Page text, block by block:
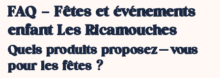
FAQ – Fêtes et événements
enfant Les Ricamouches
Quels produits proposez-vous
pour les fêtes ?